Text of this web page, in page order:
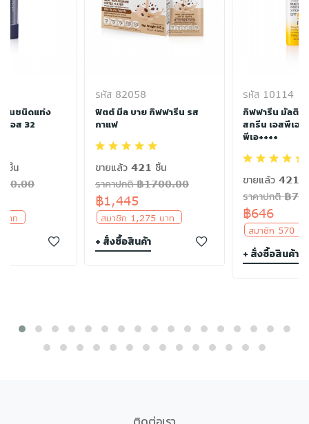
พื้นชนิดแท่ง
เอส 32
ชิ้น
าท
รหัส 82058
ฟิตต์ มีล บาย กิฟฟารีน รส
กาแฟ
ขายแล้ว 421 ชิ้น
ราคาปกติ ฿1700.00
฿1,445
สมาชิก 1,275 บาท
+ สั่งซื้อสินค้า
รหัส 10114
กิฟฟารีน มัลติ
สกรีน เอสพีเอฟ
พีเอ++++
ขายแล้ว 421
ราคาปกติ ฿
฿646
สมาชิก 570
+ สั่งซื้อสินค้า
ติดต่อเรา